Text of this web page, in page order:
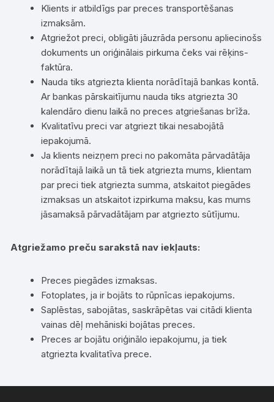
Klients ir atbildīgs par preces transportēšanas
izmaksām.
Atgriežot preci, obligāti jāuzrāda personu apliecinošs
dokuments un oriģinālais pirkuma čeks vai rēķins-
faktūra.
Nauda tiks atgriezta klienta norādītajā bankas kontā.
Ar bankas pārskaitījumu nauda tiks atgriezta 30
kalendāro dienu laikā no preces atgriešanas brīža.
Kvalitatīvu preci var atgriezt tikai nesabojātā
iepakojumā.
Ja klients neizņem preci no pakomāta pārvadātāja
norādītajā laikā un tā tiek atgriezta mums, klientam
par preci tiek atgriezta summa, atskaitot piegādes
izmaksas un atskaitot izpirkuma maksu, kas mums
jāsamaksā pārvadātājam par atgriezto sūtījumu.
Atgriežamo preču sarakstā nav iekļauts:
Preces piegādes izmaksas.
Fotoplates, ja ir bojāts to rūpnīcas iepakojums.
Saplēstas, sabojātas, saskrāpētas vai citādi klienta
vainas dēļ mehāniski bojātas preces.
Preces ar bojātu oriģinālo iepakojumu, ja tiek
atgriezta kvalitatīva prece.